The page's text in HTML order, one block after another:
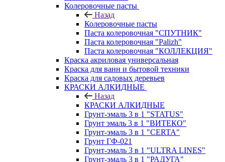
Колеровочные пасты
Назад
Колеровочные пасты
Паста колеровочная "СПУТНИК"
Паста колеровочная "Palizh"
Паста колеровочная "КОЛЛЕКЦИЯ"
Краска акриловая универсальная
Краска для ванн и бытовой техники
Краска для садовых деревьев
КРАСКИ АЛКИДНЫЕ
Назад
КРАСКИ АЛКИДНЫЕ
Грунт-эмаль 3 в 1 "STATUS"
Грунт эмаль 3 в 1 "ВИТЕКО"
Грунт-эмаль 3 в 1 "CERTA"
Грунт ГФ-021
Грунт-эмаль 3 в 1 "ULTRA LINES"
Грунт-эмаль 3 в 1 "РАДУГА"